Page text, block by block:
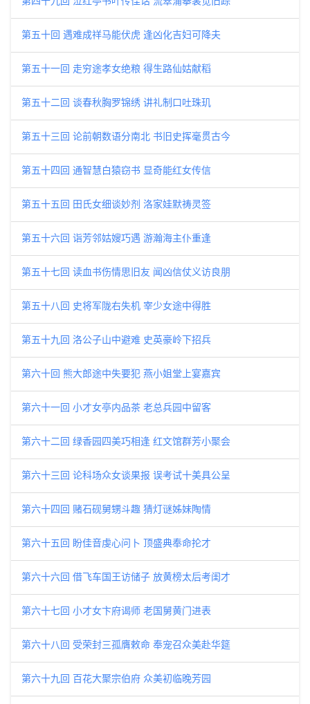
第五十回 遇难成祥马能伏虎 逢凶化吉妇可降夫
第五十一回 走穷途孝女绝粮 得生路仙姑献稻
第五十二回 谈春秋胸罗锦绣 讲礼制口吐珠玑
第五十三回 论前朝数语分南北 书旧史挥毫贯古今
第五十四回 通智慧白猿窃书 显奇能红女传信
第五十五回 田氏女细谈妙剂 洛家娃默祷灵签
第五十六回 诣芳邻姑嫂巧遇 游瀚海主仆重逢
第五十七回 读血书伤情思旧友 闻凶信仗义访良朋
第五十八回 史将军陇右失机 宰少女途中得胜
第五十九回 洛公子山中避难 史英豪岭下招兵
第六十回 熊大郎途中失要犯 燕小姐堂上宴嘉宾
第六十一回 小才女亭内品茶 老总兵园中留客
第六十二回 绿香园四美巧相逢 红文馆群芳小聚会
第六十三回 论科场众女谈果报 误考试十美具公呈
第六十四回 赌石砚舅甥斗趣 猜灯谜姊妹陶情
第六十五回 盼佳音虔心问卜 顶盛典奉命抡才
第六十六回 借飞车国王访储子 放黄榜太后考闺才
第六十七回 小才女卞府谒师 老国舅黄门进表
第六十八回 受荣封三孤膺敕命 奉宠召众美赴华筵
第六十九回 百花大聚宗伯府 众美初临晚芳园